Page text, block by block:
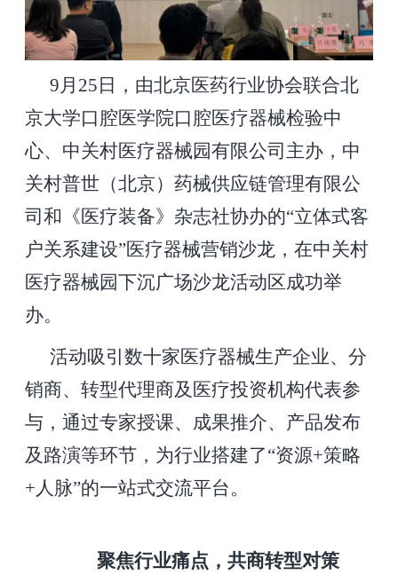
9 月25日，由北京医药行业协会联合北
京大学口腔医学院口腔医疗器械检验中
心、中关村医疗器械园有限公司主办，中
关村普世（北京）药械供应链管理有限公
司和 《医疗装备》杂志社协办的“立体式客
户关系建设”医疗器械营销沙龙，在中关村
医疗器械园下沉广场沙龙活动区成功举
办。
活动吸引数十家医疗器械生产企业、分
销商、转型代理商及医疗投资机构代表参
与，通过专家授课、成果推介、产品发布
及路演等环节，为行业搭建了“资源+策略
+人脉”的一站式交流平台。
聚焦行业痛点，共商转型对策